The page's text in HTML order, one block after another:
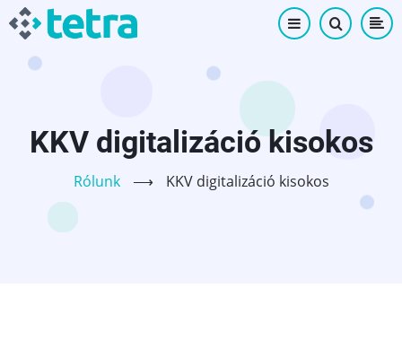
Ugrás
tartalomra
KKV digitalizáció kisokos
Rólunk ⟶ KKV digitalizáció kisokos